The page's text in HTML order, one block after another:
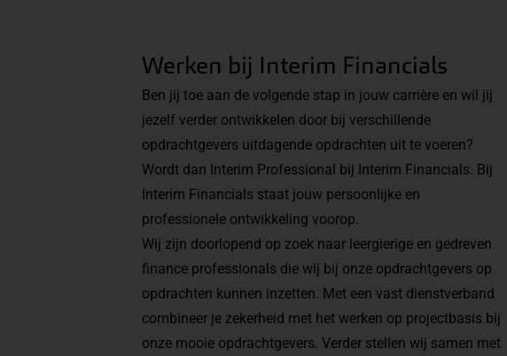
Werken bij Interim Financials
Ben jij toe aan de volgende stap in jouw carrière en wil jij
jezelf verder ontwikkelen door bij verschillende
opdrachtgevers uitdagende opdrachten uit te voeren?
Wordt dan Interim Professional bij Interim Financials. Bij
Interim Financials staat jouw persoonlijke en
professionele ontwikkeling voorop.
Wij zijn doorlopend op zoek naar leergierige en gedreven
finance professionals die wij bij onze opdrachtgevers op
opdrachten kunnen inzetten. Met een vast dienstverband
combineer je zekerheid met het werken op projectbasis bij
onze mooie opdrachtgevers. Verder stellen wij samen met